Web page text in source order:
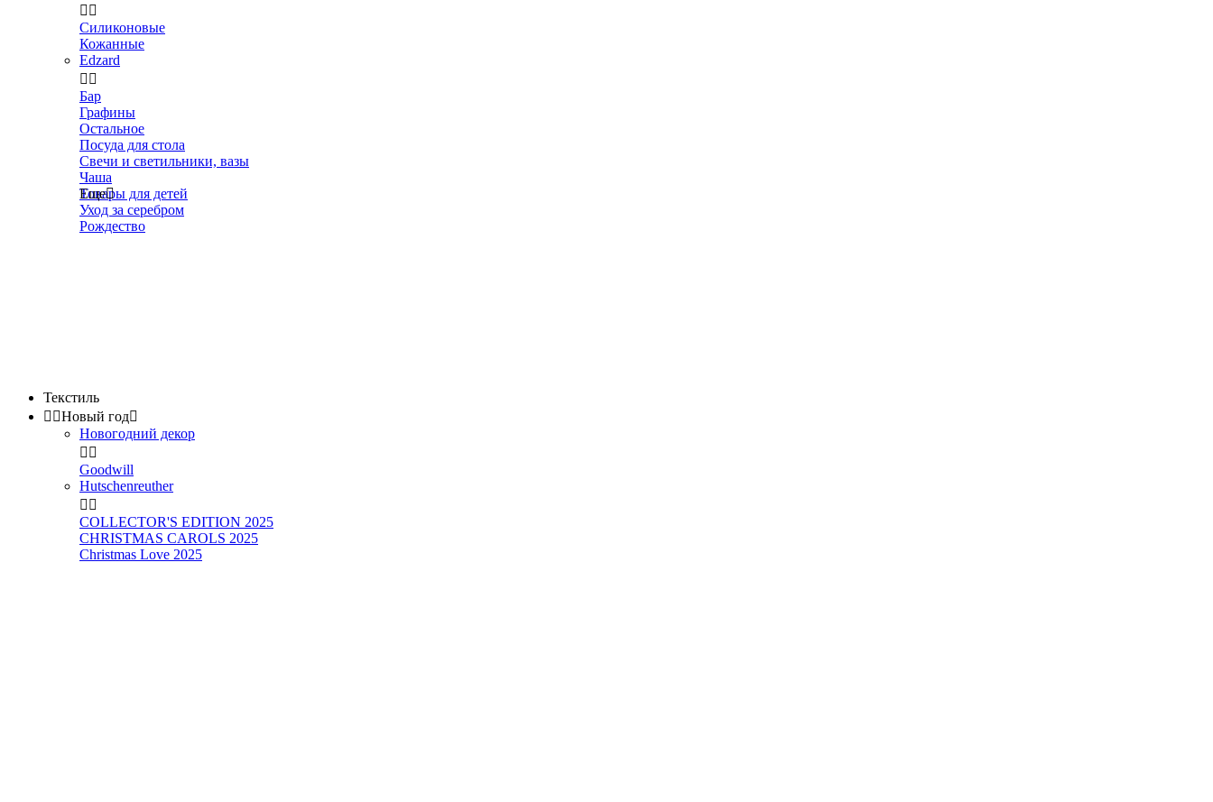
 
Силиконовые
Кожанные
Edzard
 
Бар
Графины
Остальное
Посуда для стола
Свечи и светильники, вазы
Чаша
Товары для детей
Уход за серебром
Рождество
Еще
Текстиль
 Новый год
Новогодний декор
 
Goodwill
Hutschenreuther
 
COLLECTOR'S EDITION 2025
CHRISTMAS CAROLS 2025
Christmas Love 2025